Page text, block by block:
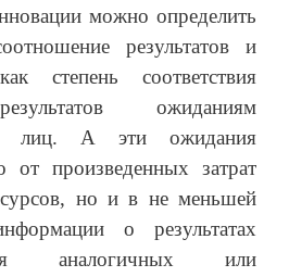
можно определить
результатов и
степень соответствия
ожиданиям
лиц. А эти ожидания
от произведенных затрат
но и в не меньшей
о результатах
аналогичных или